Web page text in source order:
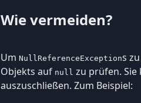
Wie vermeiden?
Um NullReferenceExceptions
Objekts auf null zu prüfen.
auszuschließen. Zum Beispiel: